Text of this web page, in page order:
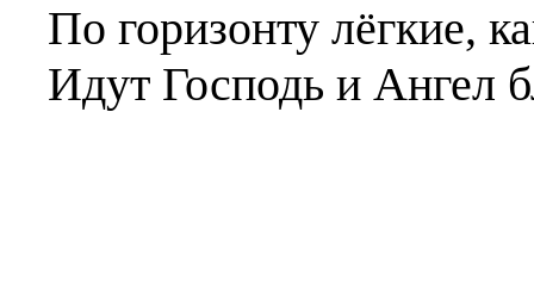
По горизонту лёгкие,
Идут Господь и Ангел